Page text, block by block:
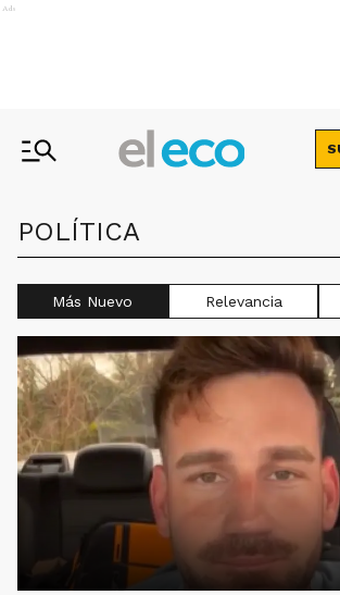
Ads
POLÍTICA
Más Nuevo Relevancia